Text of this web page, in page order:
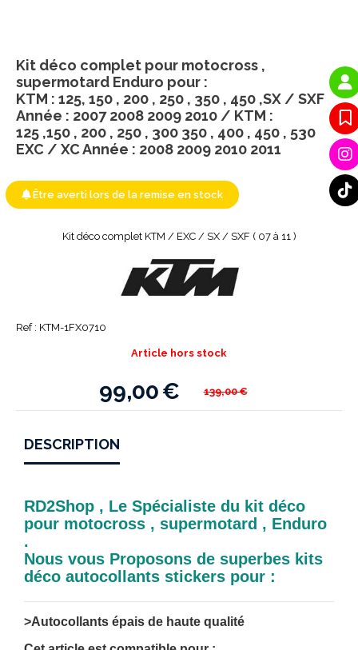
Kit déco complet KTM / EXC / SX / SXF ( 07 à 11 )
Ref : KTM-1FX0710
99,00€ 139,00€
Article hors stock
Kit déco complet pour motocross ,
supermotard Enduro pour :
KTM : 125, 150 , 200 , 250 , 350 , 450 ,SX / SXF
Année : 2007 2008 2009 2010 / KTM :
125 ,150 , 200 , 250 , 300 350 , 400 , 450 , 530
EXC / XC Année : 2008 2009 2010 2011
Être averti lors de la remise en stock
DESCRIPTION
RD2Shop , Le Spécialiste du kit déco
pour motocross , supermotard , Enduro
.
Nous vous Proposons de superbes kits
déco autocollants stickers pour :
>Autocollants épais de haute qualité